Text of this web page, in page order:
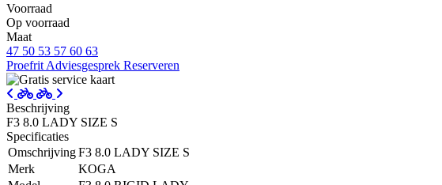
Voorraad
Op voorraad
Maat
47 50 53 57 60 63
Proefrit Adviesgesprek Reserveren
Beschrijving
F3 8.0 LADY SIZE S
Specificaties
OmschrijvingF3 8.0 LADY SIZE S
Merk
KOGA